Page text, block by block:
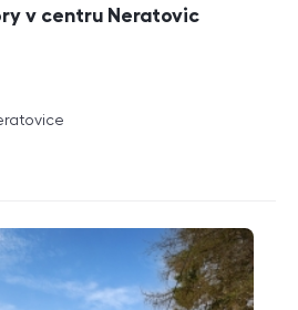
v centru Neratovic